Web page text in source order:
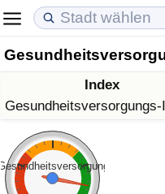
Index
Gesundheitsversorgungs-
Lebenshaltungskosten
Lebenshaltungskosten-
Lebenshaltungskosten-
Lebenshaltungskosten-
Immobilienpreise
Immobilienpreis-Index
Immobilienpreis-Index
Immobilienpreis-Index
Lebensqualität
Lebensqualität-Index
Lebensqualität-Index
Lebensqualitätsindex